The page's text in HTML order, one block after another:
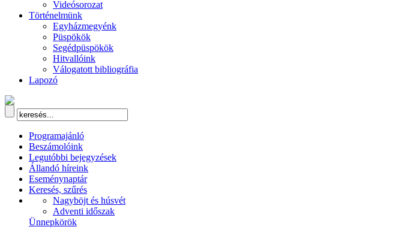
Videósorozat
Történelmünk
Egyházmegyénk
Püspökök
Segédpüspökök
Hitvallóink
Válogatott bibliográfia
Lapozó
Programajánló
Beszámolóink
Legutóbbi bejegyzések
Állandó híreink
Eseménynaptár
Keresés, szűrés
Nagyböjt és húsvét
Adventi időszak
Ünnepkörök